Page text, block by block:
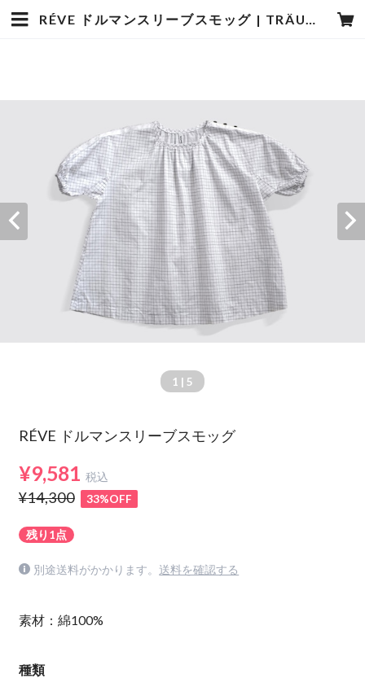
RÉVE ドルマンスリーブスモッグ | TRÄUMEREI op15-7
1 | 5
RÉVE ドルマンスリーブスモッグ
¥9,581 税込
¥14,300 33%OFF
残り1点
別途送料がかかります。 送料を確認する
素材：綿100%
種類